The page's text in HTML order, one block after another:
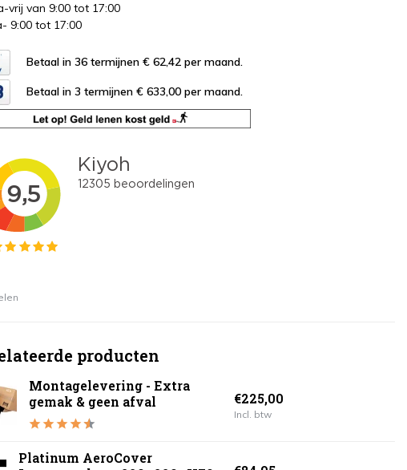
vrij van 9:00 tot 17:00
9:00 tot 17:00
Betaal in 36 termijnen € 62,42 per maand.
Betaal in 3 termijnen € 633,00 per maand.
producten
Montagelevering - Extra
gemak & geen afval
€225,00
Incl. btw
Platinum AeroCover